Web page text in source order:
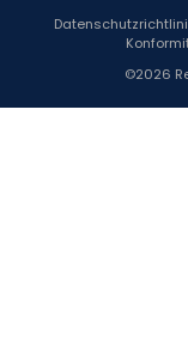
©2026